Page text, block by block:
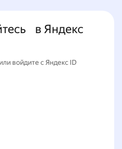
в Яндекс
войдите с Яндекс ID